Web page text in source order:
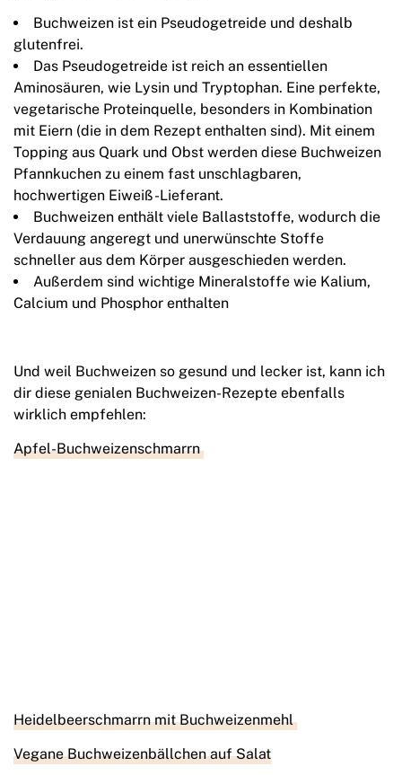
Buchweizen ist ein Pseudogetreide und deshalb
glutenfrei.
Das Pseudogetreide ist reich an essentiellen
Aminosäuren, wie Lysin und Tryptophan. Eine perfekte,
vegetarische Proteinquelle, besonders in Kombination
mit Eiern (die in dem Rezept enthalten sind). Mit einem
Topping aus Quark und Obst werden diese Buchweizen
Pfannkuchen zu einem fast unschlagbaren,
hochwertigen Eiweiß-Lieferant.
Buchweizen enthält viele Ballaststoffe, wodurch die
Verdauung angeregt und unerwünschte Stoffe
schneller aus dem Körper ausgeschieden werden.
Außerdem sind wichtige Mineralstoffe wie Kalium,
Calcium und Phosphor enthalten
Und weil Buchweizen so gesund und lecker ist, kann ich
dir diese genialen Buchweizen-Rezepte ebenfalls
wirklich empfehlen:
Apfel-Buchweizenschmarrn
Heidelbeerschmarrn mit Buchweizenmehl
Vegane Buchweizenbällchen auf Salat